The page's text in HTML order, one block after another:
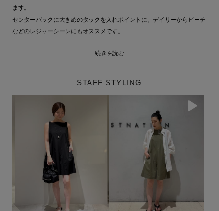
ます。
センターバックに大きめのタックを入れポイントに。デイリーからビーチ
などのレジャーシーンにもオススメです。
WATER-REPELLENT：はっ水機能
続きを読む
STAFF STYLING